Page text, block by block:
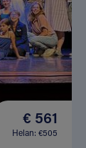
€ 561
Helan: €505